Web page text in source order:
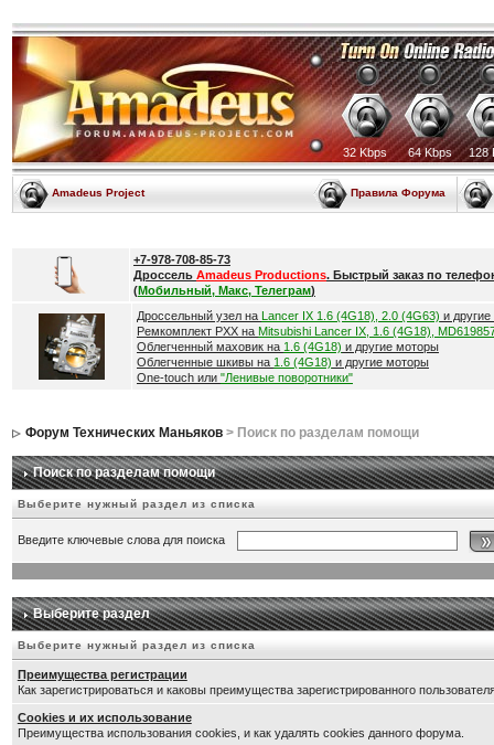
32 Kbps 64 Kbps 128
Amadeus Project Правила Форума
+7-978-708-85-73
Дроссель Amadeus Productions. Быстрый заказ по
(Мобильный, Макс, Телеграм)
Дроссельный узел на Lancer IX 1.6 (4G18), 2.0 (4G63) и
Ремкомплект РХХ на Mitsubishi Lancer IX, 1.6 (4G18),
Облегченный маховик на 1.6 (4G18) и другие моторы
Облегченные шкивы на 1.6 (4G18) и другие моторы
One-touch или "Ленивые поворотники"
Форум Технических Маньяков> Поиск по разделам помощи
Поиск по разделам помощи
Выберите нужный раздел из списка
Введите ключевые слова для поиска
Выберите раздел
Выберите нужный раздел из списка
Преимущества регистрации
Как зарегистрироваться и каковы преимущества зарегистрированного
Cookies и их использование
Преимущества использования cookies, и как удалять cookies данного форума.